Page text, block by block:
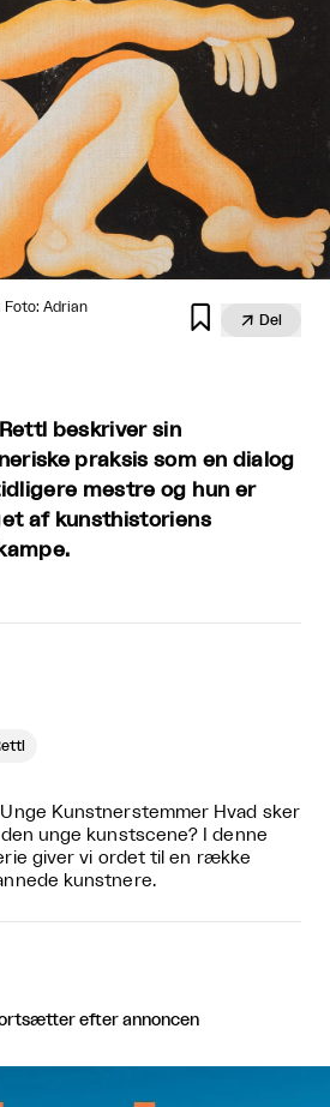
Foto: Adrian
  Del
beskriver sin
praksis som en dialog
mestre og hun er
af kunsthistoriens
Unge Kunstnerstemmer Hvad sker
unge kunstscene? I denne
giver vi ordet til en række
kunstnere.
efter annoncen